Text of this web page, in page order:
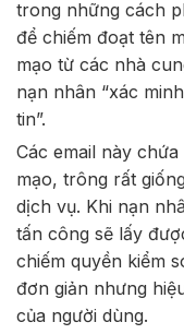
trong những cách
để chiếm đoạt tên
mạo từ các nhà
nạn nhân “xác
tin”.
Các email này
mạo, trông rất
dịch vụ. Khi nạn
tấn công sẽ lấy
chiếm quyền kiểm
đơn giản nhưng
của người dùng.